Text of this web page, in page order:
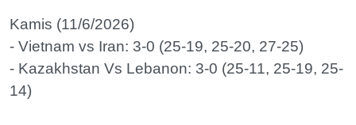
Kamis (11/6/2026)
- Vietnam vs Iran: 3-0 (25-19, 25-20, 27-25)
- Kazakhstan Vs Lebanon: 3-0 (25-11, 25-19, 25-
14)